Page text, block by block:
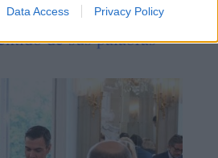
Data Access Privacy Policy
Pedro Sánchez
de sus palabras